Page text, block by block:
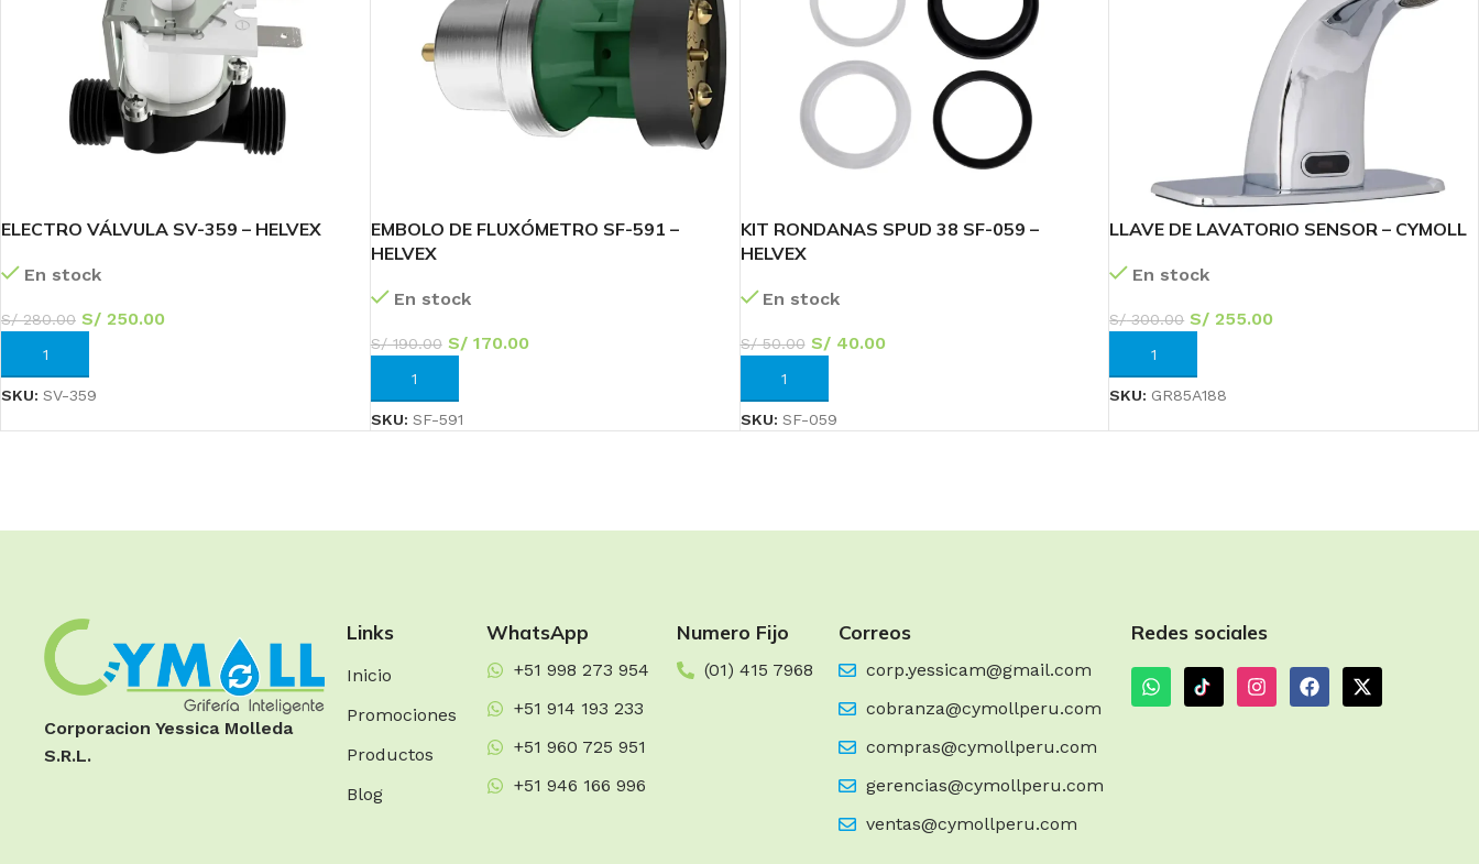
Transforma tu
Baño
60 04 08 38
ELECTRO VÁLVULA SV-359 – HELVEX
En stock
S/280.00 S/ 250.00
AÑADIR AL CARRITO
SKU: SV-359
EMBOLO DE FLUXÓMETRO SF-591 –
HELVEX
En stock
S/190.00 S/170.00
AÑADIR AL CARRITO
SKU: SF-591
KIT RONDANAS SPUD 38 SF-059 –
HELVEX
En stock
S/50.00 S/40.00
AÑADIR AL CARRITO
SKU: SF-059
LLAVE DE LAVATORIO SENSOR – CYMOLL
En stock
S/300.00 S/ 255.00
AÑADIR AL CARRITO
SKU: GR85A188
Corporacion Yessica Molleda
S.R.L.
Links
Inicio
Promociones
Productos
Blog
WhatsApp
+51 998 273 954
+51 914 193 233
+51 960 725 951
+51 946 166 996
Numero Fijo
(01) 415 7968
Correos
corp.yessicam@gmail.com
cobranza@cymollperu.com
compras@cymollperu.com
gerencias@cymollperu.com
ventas@cymollperu.com
Redes sociales